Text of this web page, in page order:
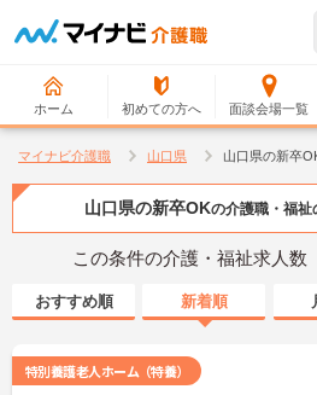
ホーム 初めての方へ 面談会場一覧
マイナビ介護職 山口県 山口県の新卒
山口県の新卒OKの介護職・福祉
この条件の介護・福祉求人数
おすすめ順 新着順
特別養護老人ホーム（特養）